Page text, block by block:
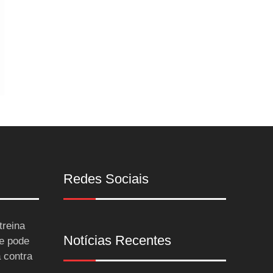
pode
contra
Redes Sociais
Notícias Recentes